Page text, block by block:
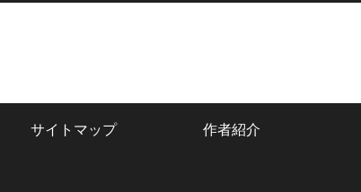
サイトマップ 作者紹介